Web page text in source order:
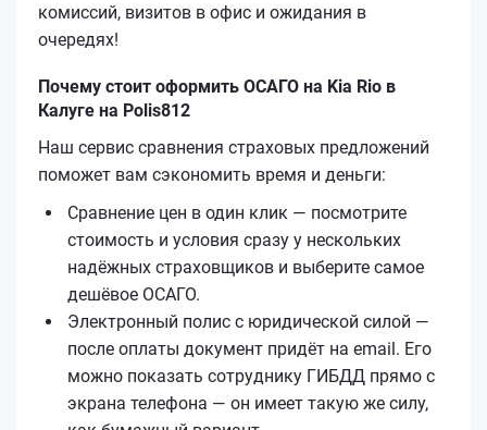
комиссий, визитов в офис и ожидания в
очередях!
Почему стоит оформить ОСАГО на Kia Rio в
Калуге на Polis812
Наш сервис сравнения страховых предложений
поможет вам сэкономить время и деньги:
Сравнение цен в один клик — посмотрите
стоимость и условия сразу у нескольких
надёжных страховщиков и выберите самое
дешёвое ОСАГО.
Электронный полис с юридической силой —
после оплаты документ придёт на email. Его
можно показать сотруднику ГИБДД прямо с
экрана телефона — он имеет такую же силу,